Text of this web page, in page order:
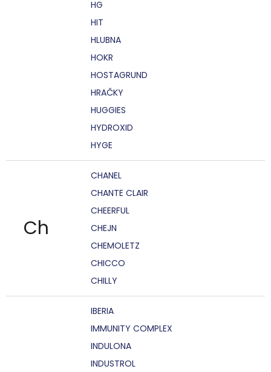
HG
HIT
HLUBNA
HOKR
HOSTAGRUND
HRAČKY
HUGGIES
HYDROXID
HYGE
Ch
CHANEL
CHANTE CLAIR
CHEERFUL
CHEJN
CHEMOLETZ
CHICCO
CHILLY
IBERIA
IMMUNITY COMPLEX
INDULONA
INDUSTROL